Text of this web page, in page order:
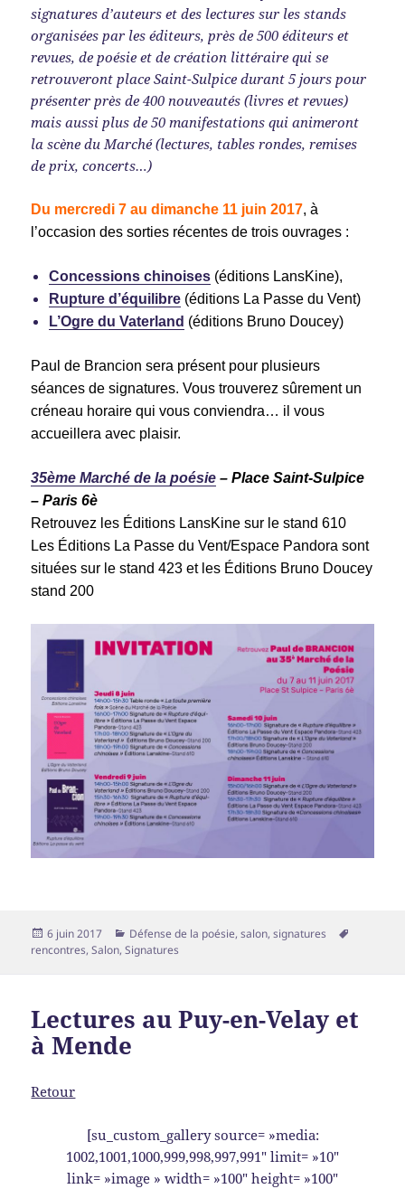
signatures d’auteurs et des lectures sur les stands
organisées par les éditeurs, près de 500 éditeurs et
revues, de poésie et de création littéraire qui se
retrouveront place Saint-Sulpice durant 5 jours pour
présenter près de 400 nouveautés (livres et revues)
mais aussi plus de 50 manifestations qui animeront
la scène du Marché (lectures, tables rondes, remises
de prix, concerts…)
Du mercredi 7 au dimanche 11 juin 2017, à
l’occasion des sorties récentes de trois ouvrages :
Concessions chinoises (éditions LansKine),
Rupture d’équilibre (éditions La Passe du Vent)
L’Ogre du Vaterland (éditions Bruno Doucey)
Paul de Brancion sera présent pour plusieurs
séances de signatures. Vous trouverez sûrement un
créneau horaire qui vous conviendra… il vous
accueillera avec plaisir.
35ème Marché de la poésie – Place Saint-Sulpice
– Paris 6è
Retrouvez les Éditions LansKine sur le stand 610
Les Éditions La Passe du Vent/Espace Pandora sont
situées sur le stand 423 et les Éditions Bruno Doucey
stand 200
Publié
le
6 juin 2017 Catégories
Défense de la poésie,salon,signatures
rencontres,Salon,Signatures
Lectures au Puy-en-Velay et
à Mende
Retour
[su_custom_gallery source= »media:
1002,1001,1000,999,998,997,991″ limit= »10″
link= »image » width= »100″ height= »100″